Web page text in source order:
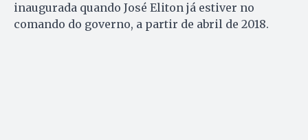
inaugurada quando José Eliton já estiver no
comando do governo, a partir de abril de 2018.